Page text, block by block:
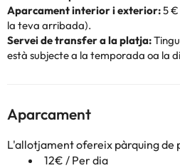
Aparcament interior i exterior:5 €
la teva arribada).
Servei de transfer a la platja:
està subjecte a la temporada oa la
Aparcament
L'allotjament ofereix pàrquing de
12€ / Per dia